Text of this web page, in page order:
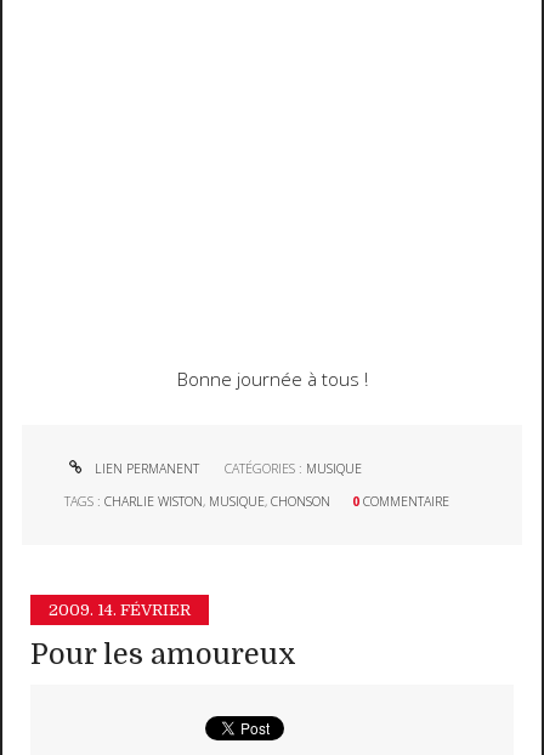
Bonne journée à tous !
LIEN PERMANENT CATÉGORIES : MUSIQUE
TAGS :CHARLIE WISTON, MUSIQUE,CHONSON 0 COMMENTAIRE
2009. 14. FÉVRIER
Pour les amoureux